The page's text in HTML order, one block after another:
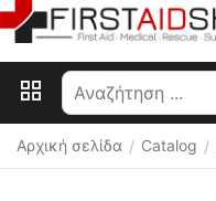
Αρχική σελίδα / Catalog /